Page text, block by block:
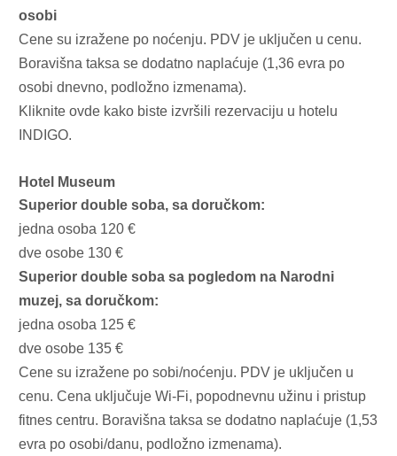
osobi
Cene su izražene po noćenju. PDV je uključen u cenu.
Boravišna taksa se dodatno naplaćuje (1,36 evra po
osobi dnevno, podložno izmenama).
Klikniteovde kako biste izvršili rezervaciju u hotelu
INDIGO.
Hotel Museum
Superior double soba, sa doručkom:
jedna osoba 120 €
dve osobe 130 €
Superior double soba sa pogledom na Narodni
muzej, sa doručkom:
jedna osoba 125 €
dve osobe 135 €
Cene su izražene po sobi/noćenju. PDV je uključen u
cenu. Cena uključuje Wi-Fi, popodnevnu užinu i pristup
fitnes centru. Boravišna taksa se dodatno naplaćuje (1,53
evra po osobi/danu, podložno izmenama).